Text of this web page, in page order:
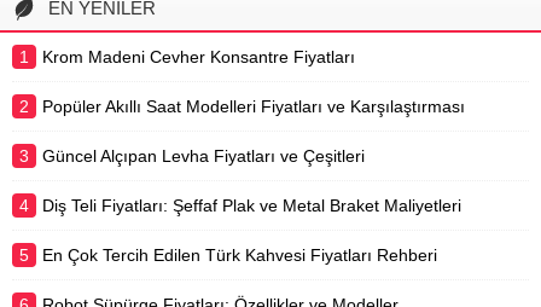
imkanı ve arka planda oynatma...
EN YENİLER
1 Krom Madeni Cevher Konsantre Fiyatları
2 Popüler Akıllı Saat Modelleri Fiyatları ve Karşılaştırması
3 Güncel Alçıpan Levha Fiyatları ve Çeşitleri
4 Diş Teli Fiyatları: Şeffaf Plak ve Metal Braket Maliyetleri
5 En Çok Tercih Edilen Türk Kahvesi Fiyatları Rehberi